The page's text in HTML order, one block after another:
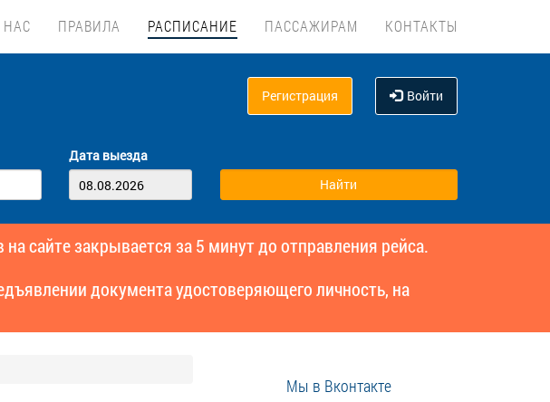
НАС ПРАВИЛА РАСПИСАНИЕ ПАССАЖИРАМ КОНТАКТЫ
Регистрация Войти
Дата выезда
сайте закрывается за 5 минут до отправления рейса.
документа удостоверяющего личность, на
Мы в Вконтакте